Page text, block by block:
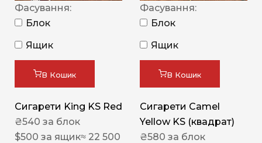
Фасування:
Блок
Ящик
В Кошик
Сигарети King KS Red
₴540 за блок
$500 за ящик≈ 22 500
Фасування:
Блок
Ящик
В Кошик
Сигарети Camel
Yellow KS (квадрат)
₴580 за блок